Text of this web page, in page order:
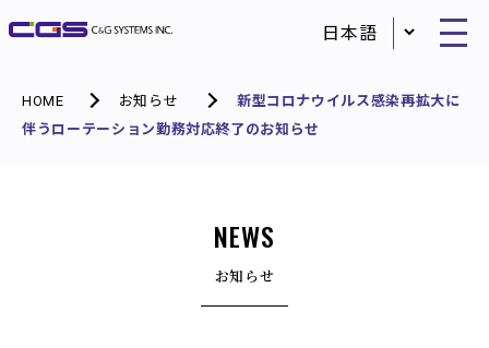
HOME お知らせ
新型コロナウイルス感染再拡大に
伴うローテーション勤務対応終了のお知らせ
NEWS
お知らせ